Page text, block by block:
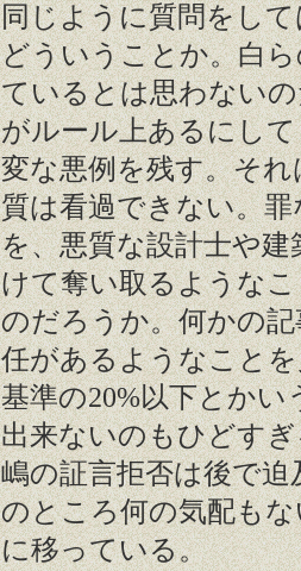
同じように質問をし
どういうことか。白
ているとは思わない
がルール上あるにし
変な悪例を残す。そ
質は看過できない。
を、悪質な設計士や
けて奪い取るような
のだろうか。何かの
任があるようなこと
基準の20%以下とか
出来ないのもひどす
嶋の証言拒否は後で
のところ何の気配も
に移っている。